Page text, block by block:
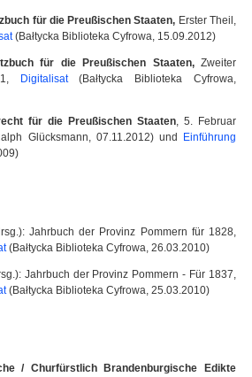
für die Preußischen Staaten, Erster Theil,
(Bałtycka Biblioteka Cyfrowa, 15.09.2012)
für die Preußischen Staaten,Zweiter
Digitalisat(Bałtycka Biblioteka Cyfrowa,
für die Preußischen Staaten, 5. Februar
Glücksmann, 07.11.2012) und
Einführung
Jahrbuch der Provinz Pommern für 1828,
(Bałtycka Biblioteka Cyfrowa, 26.03.2010)
Jahrbuch der Provinz Pommern - Für 1837,
(Bałtycka Biblioteka Cyfrowa, 25.03.2010)
/ Churfürstlich Brandenburgische Edikte